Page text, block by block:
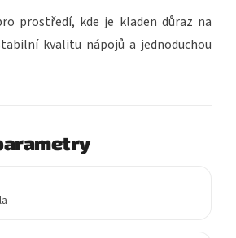
prostředí, kde je kladen důraz na
kvalitu nápojů a jednoduchou